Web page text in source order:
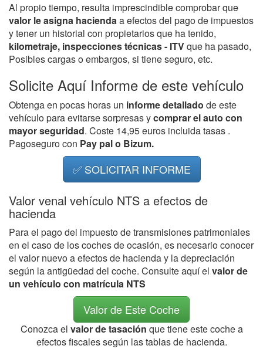
Al propio tiempo, resulta imprescindible comprobar que
valor le asigna haciendaa efectos del pago de impuestos
y tener un historial con propietarios que ha tenido,
kilometraje, inspecciones técnicas - ITVque ha pasado,
Posibles cargas o embargos, si tiene seguro, etc.
Solicite Aquí Informe de este vehículo
Obtenga en pocas horas un informe detallado de este
vehículo para evitarse sorpresas ycomprar el auto con
mayor seguridad. Coste 14,95 euros incluida tasas .
Pagoseguro con Pay pal o Bizum.
✅ SOLICITAR INFORME
Valor venal vehículo NTS a efectos de
hacienda
Para el pago del impuesto de transmisiones patrimoniales
en el caso de los coches de ocasión, es necesario conocer
el valor nuevo a efectos de hacienda y la depreciación
según la antigüedad del coche. Consulte aquí el valor de
un vehículo con matrícula NTS
Valor de Este Coche
Conozca el valor de tasación que tiene este coche a
efectos fiscales según las tablas de hacienda.